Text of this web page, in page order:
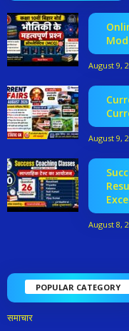
August 9,
August 9,
August 8,
POPULAR CATEGORY
समाचार